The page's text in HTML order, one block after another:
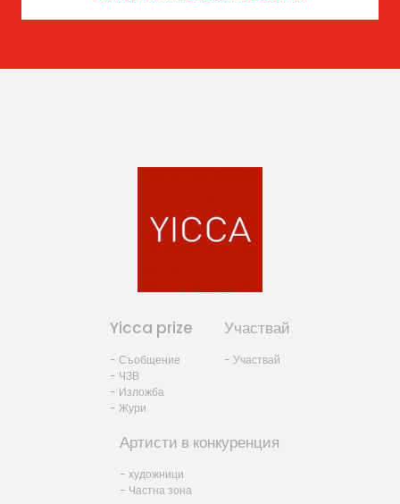
Yicca prize
- Съобщение
- ЧЗВ
- Изложба
- Жури
Участвай
- Участвай
Артисти в конкуренция
- художници
- Частна зона